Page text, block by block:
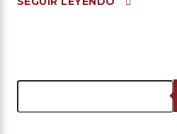
Buscar